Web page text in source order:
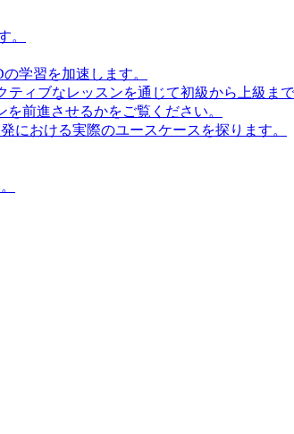
。
学習を加速します。
ィブなレッスンを通じて初級から上級まで
前進させるかをご覧ください。
における実際のユースケースを探ります。